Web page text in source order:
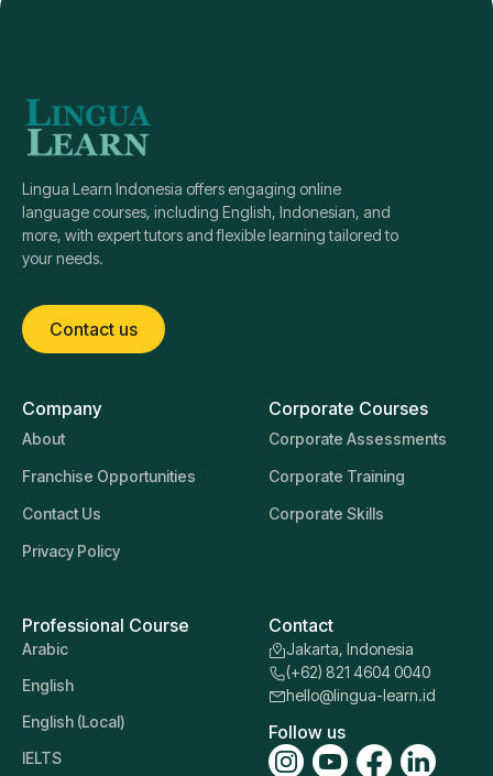
Lingua Learn Indonesia offers engaging online
language courses, including English, Indonesian, and
more, with expert tutors and flexible learning tailored to
your needs.
Contact us
Company
About
Franchise Opportunities
Contact Us
Privacy Policy
Corporate Courses
Corporate Assessments
Corporate Training
Corporate Skills
Professional Course
Arabic
English
English (Local)
IELTS
Contact
Jakarta, Indonesia
(+62) 821 4604 0040
hello@lingua-learn.id
Follow us